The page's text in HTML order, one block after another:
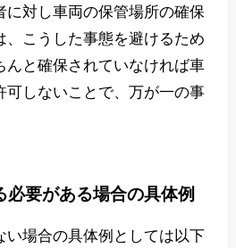
に対し車両の保管場所の確保
、こうした事態を避けるため
んと確保されていなければ車
可しないことで、万が一の事
必要がある場合の具体例
い場合の具体例としては以下